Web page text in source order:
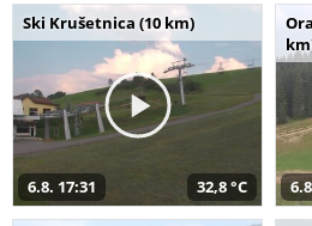
Ski Krušetnica (10 km)
6.8. 17:31 32,8 °C